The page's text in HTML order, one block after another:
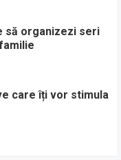
să organizezi seri
care îți vor stimula